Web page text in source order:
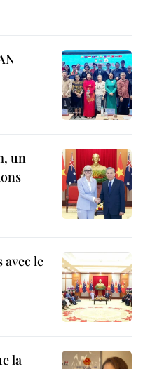
un
avec le
la